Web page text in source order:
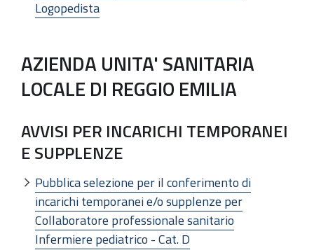
Logopedista
AZIENDA UNITA' SANITARIA
LOCALE DI REGGIO EMILIA
AVVISI PER INCARICHI TEMPORANEI
E SUPPLENZE
Pubblica selezione per il conferimento di
incarichi temporanei e/o supplenze per
Collaboratore professionale sanitario
Infermiere pediatrico - Cat. D